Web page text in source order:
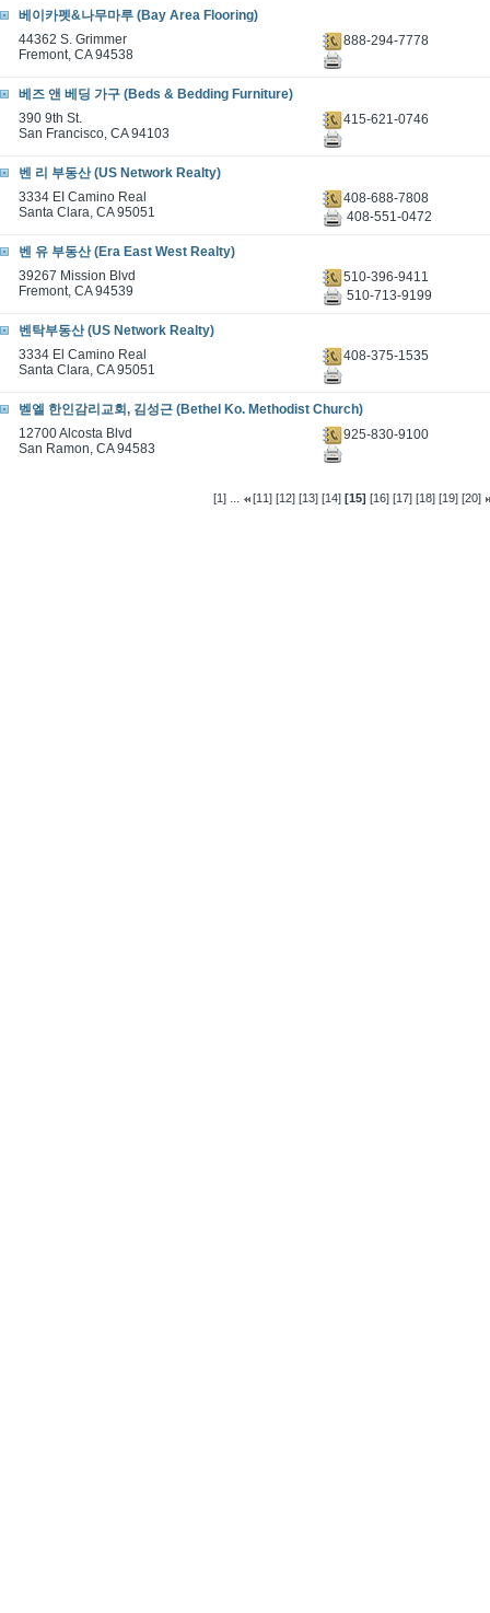
베이카펫&나무마루 (Bay Area Flooring)
44362 S. Grimmer
Fremont, CA 94538
888-294-7778
베즈 앤 베딩 가구 (Beds & Bedding Furniture)
390 9th St.
San Francisco, CA 94103
415-621-0746
벤 리 부동산 (US Network Realty)
3334 EI Camino Real
Santa Clara, CA 95051
408-688-7808
408-551-0472
벤 유 부동산 (Era East West Realty)
39267 Mission Blvd
Fremont, CA 94539
510-396-9411
510-713-9199
벤탁부동산 (US Network Realty)
3334 El Camino Real
Santa Clara, CA 95051
408-375-1535
벧엘 한인감리교회, 김성근 (Bethel Ko. Methodist Church)
12700 Alcosta Blvd
San Ramon, CA 94583
925-830-9100
[1] ... [11] [12] [13] [14] [15] [16] [17] [18] [19] [20]